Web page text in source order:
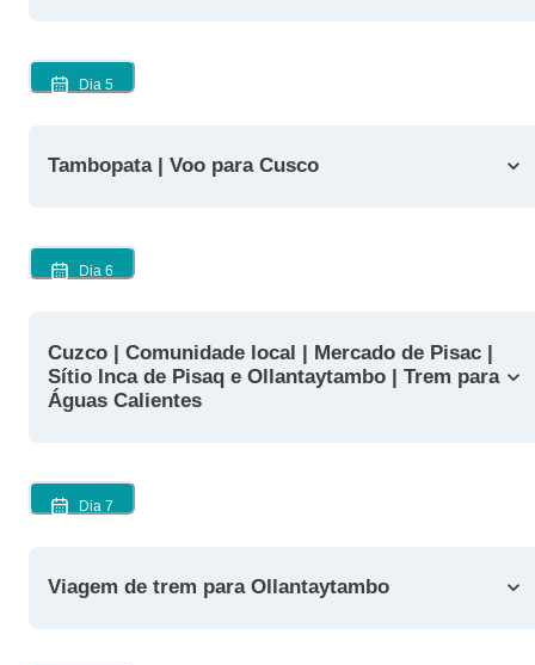
Dia 5
Tambopata | Voo para Cusco
Dia 6
Cuzco | Comunidade local | Mercado de Pisac |
Sítio Inca de Pisaq e Ollantaytambo | Trem para
Águas Calientes
Dia 7
Viagem de trem para Ollantaytambo